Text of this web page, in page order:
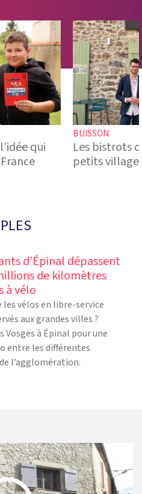
qui
BUISSON
Les bistrots
petits
d’Épinal dépassent
de kilomètres
à vélo
les vélos en libre-service
aux grandes villes ?
Vosges à Épinal pour une
entre les différentes
l’agglomération.